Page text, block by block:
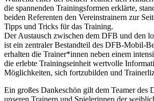
die spannenden Trainingsformen erklärte,
beiden Referenten den Vereinstrainern zur
Tipps und Tricks für das Training.
Der Austausch zwischen dem DFB und den
ist ein zentraler Bestandteil des DFB-Mobil-
erhalten die Trainer*innen neben einem
die erlebte Trainingseinheit wertvolle
Möglichkeiten, sich fortzubilden und
Ein großes Dankeschön gilt dem Teamer des
unseren Trainern und Spielerinnen der